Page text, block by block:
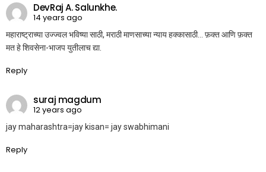
DevRaj A. Salunkhe.
14 years ago
महाराष्ट्राच्या उज्ज्वल भविष्या साठी, मराठी माणसाच्या न्याय हक्कासाठी… फ़क्त आणि फ़क्त
मत हे शिवसेना-भाजप युतीलाच द्या.
Reply
suraj magdum
12 years ago
jay maharashtra=jay kisan= jay swabhimani
Reply